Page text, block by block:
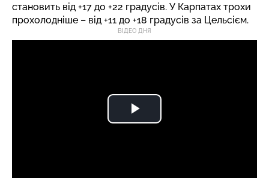
становить від +17 до +22 градусів. У Карпатах трохи
прохолодніше – від +11 до +18 градусів за Цельсієм.
ВІДЕО ДНЯ